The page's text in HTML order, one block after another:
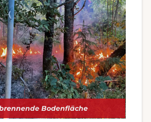
brennende Bodenfläche